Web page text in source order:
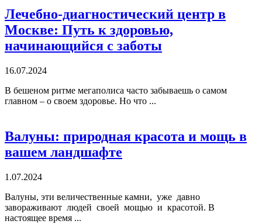
Лечебно-диагностический центр в
Москве: Путь к здоровью,
начинающийся с заботы
16.07.2024
В бешеном ритме мегаполиса часто забываешь о самом
главном – о своем здоровье. Но что ...
Валуны: природная красота и мощь в
вашем ландшафте
1.07.2024
Валуны, эти величественные камни, уже давно
завораживают людей своей мощью и красотой. В
настоящее время ...